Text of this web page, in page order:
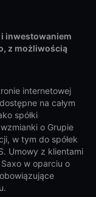
i inwestowaniem
z możliwością
internetowej
na całym
spółki
o Grupie
w tym do spółek
Umowy z klientami
w oparciu o